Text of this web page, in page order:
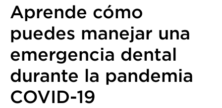
Aprende cómo
puedes manejar una
emergencia dental
durante la pandemia
COVID-19